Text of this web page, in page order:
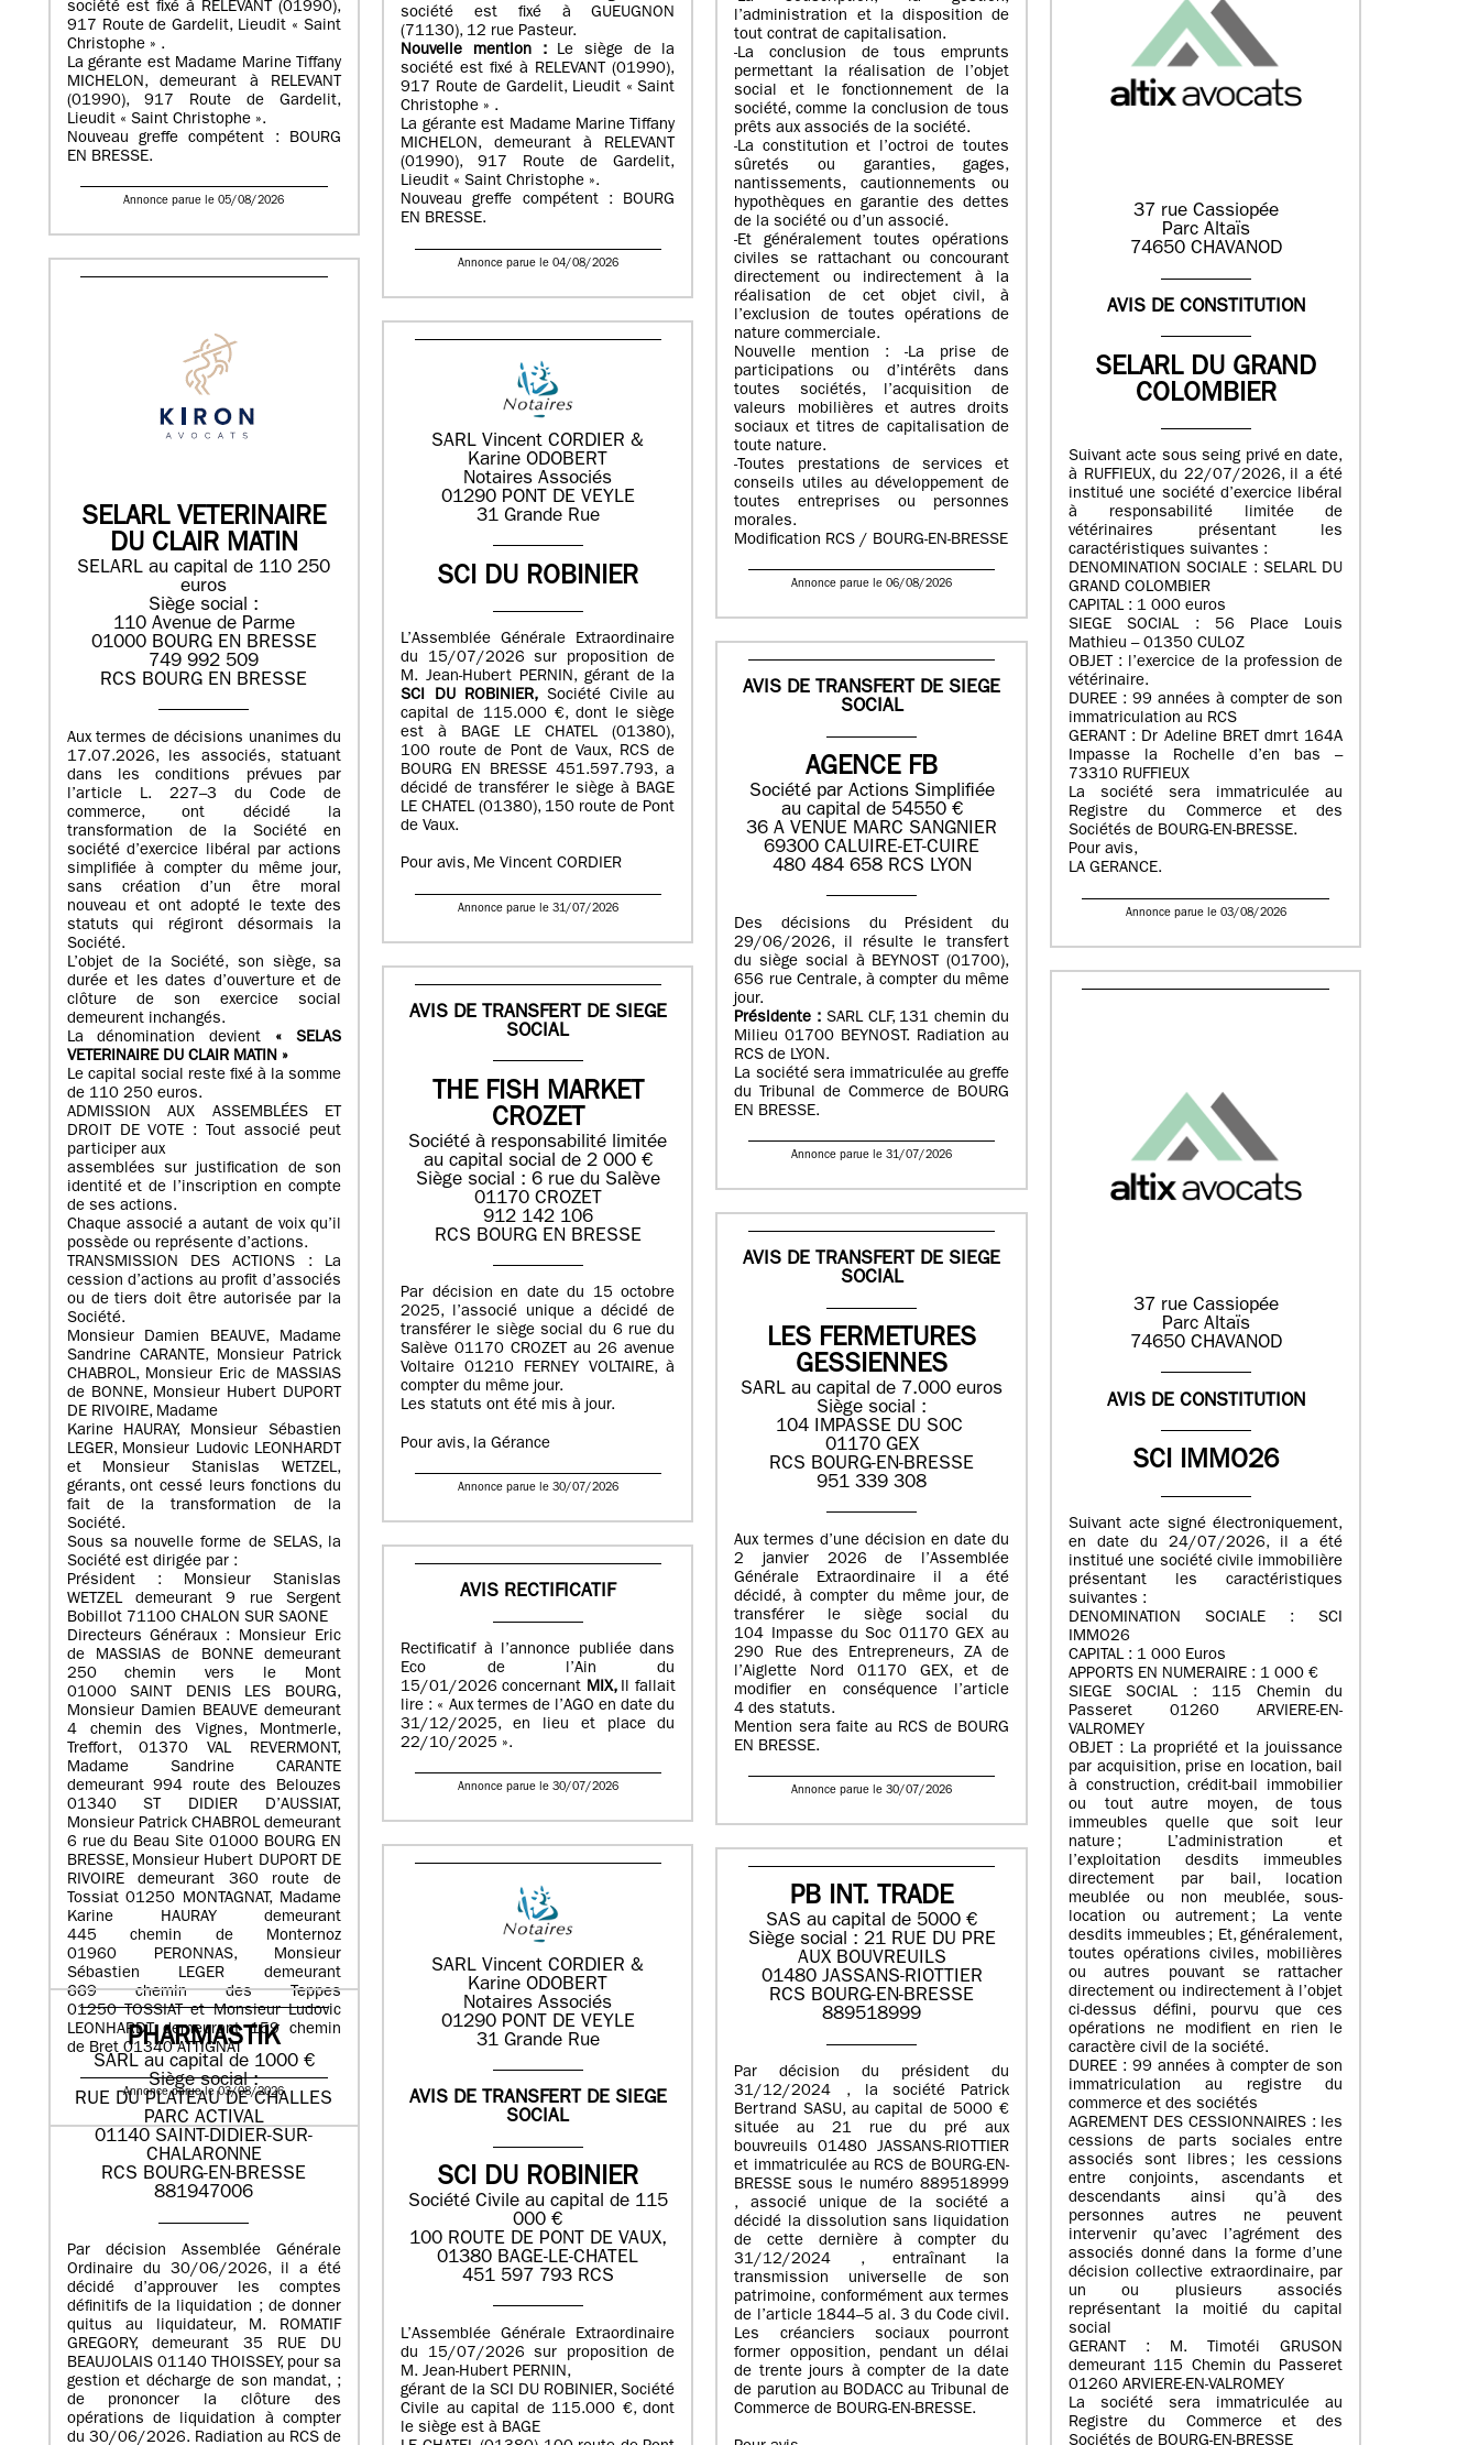
l’administration et la disposition de
tout contrat de capitalisation.
-La conclusion de tous emprunts
permettant la réalisation de l’objet
social et le fonctionnement de la
société, comme la conclusion de tous
prêts aux associés de la société.
-La constitution et l’octroi de toutes
sûretés ou garanties, gages,
nantissements, cautionnements ou
hypothèques en garantie des dettes
de la société ou d’un associé.
-Et généralement toutes opérations
civiles se rattachant ou concourant
directement ou indirectement à la
réalisation de cet objet civil, à
l’exclusion de toutes opérations de
nature commerciale.
Nouvelle mention : -La prise de
participations ou d’intérêts dans
toutes sociétés, l’acquisition de
valeurs mobilières et autres droits
sociaux et titres de capitalisation de
toute nature.
-Toutes prestations de services et
conseils utiles au développement de
toutes entreprises ou personnes
morales.
Modification RCS / BOURG-EN-BRESSE
Annonce parue le 06/08/2026
société est fixé à RELEVANT (01990),
917 Route de Gardelit, Lieudit « Saint
Christophe » .
La gérante est Madame Marine Tiffany
MICHELON, demeurant à RELEVANT
(01990), 917 Route de Gardelit,
Lieudit « Saint Christophe ».
Nouveau greffe compétent : BOURG
EN BRESSE.
Annonce parue le 05/08/2026
société est fixé à GUEUGNON
(71130), 12 rue Pasteur.
Nouvelle mention : Le siège de la
société est fixé à RELEVANT (01990),
917 Route de Gardelit, Lieudit « Saint
Christophe » .
La gérante est Madame Marine Tiffany
MICHELON, demeurant à RELEVANT
(01990), 917 Route de Gardelit,
Lieudit « Saint Christophe ».
Nouveau greffe compétent : BOURG
EN BRESSE.
Annonce parue le 04/08/2026
37 rue Cassiopée
Parc Altaïs
74650 CHAVANOD
AVIS DE CONSTITUTION
SELARL DU GRAND
COLOMBIER
Suivant acte sous seing privé en date,
à RUFFIEUX, du 22/07/2026, il a été
institué une société d’exercice libéral
à responsabilité limitée de
vétérinaires présentant les
caractéristiques suivantes :
DENOMINATION SOCIALE : SELARL DU
GRAND COLOMBIER
CAPITAL : 1 000 euros
SIEGE SOCIAL : 56 Place Louis
Mathieu – 01350 CULOZ
OBJET : l’exercice de la profession de
vétérinaire.
DUREE : 99 années à compter de son
immatriculation au RCS
GERANT : Dr Adeline BRET dmrt 164A
Impasse la Rochelle d’en bas –
73310 RUFFIEUX
La société sera immatriculée au
Registre du Commerce et des
Sociétés de BOURG-EN-BRESSE.
Pour avis,
LA GERANCE.
Annonce parue le 03/08/2026
SELARL VETERINAIRE
DU CLAIR MATIN
SELARL au capital de 110 250
euros
Siège social :
110 Avenue de Parme
01000 BOURG EN BRESSE
749 992 509
RCS BOURG EN BRESSE
Aux termes de décisions unanimes du
17.07.2026, les associés, statuant
dans les conditions prévues par
l’article L. 227–3 du Code de
commerce, ont décidé la
transformation de la Société en
société d’exercice libéral par actions
simplifiée à compter du même jour,
sans création d’un être moral
nouveau et ont adopté le texte des
statuts qui régiront désormais la
Société.
L’objet de la Société, son siège, sa
durée et les dates d’ouverture et de
clôture de son exercice social
demeurent inchangés.
La dénomination devient « SELAS
VETERINAIRE DU CLAIR MATIN »
Le capital social reste fixé à la somme
de 110 250 euros.
ADMISSION AUX ASSEMBLÉES ET
DROIT DE VOTE : Tout associé peut
participer aux
assemblées sur justification de son
identité et de l’inscription en compte
de ses actions.
Chaque associé a autant de voix qu’il
possède ou représente d’actions.
TRANSMISSION DES ACTIONS : La
cession d’actions au profit d’associés
ou de tiers doit être autorisée par la
Société.
Monsieur Damien BEAUVE, Madame
Sandrine CARANTE, Monsieur Patrick
CHABROL, Monsieur Eric de MASSIAS
de BONNE, Monsieur Hubert DUPORT
DE RIVOIRE, Madame
Karine HAURAY, Monsieur Sébastien
LEGER, Monsieur Ludovic LEONHARDT
et Monsieur Stanislas WETZEL,
gérants, ont cessé leurs fonctions du
fait de la transformation de la
Société.
Sous sa nouvelle forme de SELAS, la
Société est dirigée par :
Président : Monsieur Stanislas
WETZEL demeurant 9 rue Sergent
Bobillot 71100 CHALON SUR SAONE
Directeurs Généraux : Monsieur Eric
de MASSIAS de BONNE demeurant
250 chemin vers le Mont
01000 SAINT DENIS LES BOURG,
Monsieur Damien BEAUVE demeurant
4 chemin des Vignes, Montmerle,
Treffort, 01370 VAL REVERMONT,
Madame Sandrine CARANTE
demeurant 994 route des Belouzes
01340 ST DIDIER D’AUSSIAT,
Monsieur Patrick CHABROL demeurant
6 rue du Beau Site 01000 BOURG EN
BRESSE, Monsieur Hubert DUPORT DE
RIVOIRE demeurant 360 route de
Tossiat 01250 MONTAGNAT, Madame
Karine HAURAY demeurant
445 chemin de Monternoz
01960 PERONNAS, Monsieur
Sébastien LEGER demeurant
669 chemin des Teppes
01250 TOSSIAT et Monsieur Ludovic
LEONHARDT demeurant 159 chemin
de Bret 01340 ATTIGNAT
Annonce parue le 03/08/2026
SARL Vincent CORDIER &
Karine ODOBERT
Notaires Associés
01290 PONT DE VEYLE
31 Grande Rue
SCI DU ROBINIER
L’Assemblée Générale Extraordinaire
du 15/07/2026 sur proposition de
M. Jean-Hubert PERNIN, gérant de la
SCI DU ROBINIER, Société Civile au
capital de 115.000 €, dont le siège
est à BAGE LE CHATEL (01380),
100 route de Pont de Vaux, RCS de
BOURG EN BRESSE 451.597.793, a
décidé de transférer le siège à BAGE
LE CHATEL (01380), 150 route de Pont
de Vaux.
Pour avis, Me Vincent CORDIER
Annonce parue le 31/07/2026
AVIS DE TRANSFERT DE SIEGE
SOCIAL
AGENCE FB
Société par Actions Simplifiée
au capital de 54550 €
36 A VENUE MARC SANGNIER
69300 CALUIRE-ET-CUIRE
480 484 658 RCS LYON
Des décisions du Président du
29/06/2026, il résulte le transfert
du siège social à BEYNOST (01700),
656 rue Centrale, à compter du même
jour.
Présidente : SARL CLF, 131 chemin du
Milieu 01700 BEYNOST. Radiation au
RCS de LYON.
La société sera immatriculée au greffe
du Tribunal de Commerce de BOURG
EN BRESSE.
Annonce parue le 31/07/2026
AVIS DE TRANSFERT DE SIEGE
SOCIAL
THE FISH MARKET
CROZET
Société à responsabilité limitée
au capital social de 2 000 €
Siège social : 6 rue du Salève
01170 CROZET
912 142 106
RCS BOURG EN BRESSE
Par décision en date du 15 octobre
2025, l’associé unique a décidé de
transférer le siège social du 6 rue du
Salève 01170 CROZET au 26 avenue
Voltaire 01210 FERNEY VOLTAIRE, à
compter du même jour.
Les statuts ont été mis à jour.
Pour avis, la Gérance
Annonce parue le 30/07/2026
37 rue Cassiopée
Parc Altaïs
74650 CHAVANOD
AVIS DE CONSTITUTION
SCI IMMO26
Suivant acte signé électroniquement,
en date du 24/07/2026, il a été
institué une société civile immobilière
présentant les caractéristiques
suivantes :
DENOMINATION SOCIALE : SCI
IMMO26
CAPITAL : 1 000 Euros
APPORTS EN NUMERAIRE : 1 000 €
SIEGE SOCIAL : 115 Chemin du
Passeret 01260 ARVIERE-EN-
VALROMEY
OBJET : La propriété et la jouissance
par acquisition, prise en location, bail
à construction, crédit-bail immobilier
ou tout autre moyen, de tous
immeubles quelle que soit leur
nature ; L’administration et
l’exploitation desdits immeubles
directement par bail, location
meublée ou non meublée, sous-
location ou autrement ; La vente
desdits immeubles ; Et, généralement,
toutes opérations civiles, mobilières
ou autres pouvant se rattacher
directement ou indirectement à l’objet
ci-dessus défini, pourvu que ces
opérations ne modifient en rien le
caractère civil de la société.
DUREE : 99 années à compter de son
immatriculation au registre du
commerce et des sociétés
AGREMENT DES CESSIONNAIRES : les
cessions de parts sociales entre
associés sont libres ; les cessions
entre conjoints, ascendants et
descendants ainsi qu’à des
personnes autres ne peuvent
intervenir qu’avec l’agrément des
associés donné dans la forme d’une
décision collective extraordinaire, par
un ou plusieurs associés
représentant la moitié du capital
social
GERANT : M. Timotéi GRUSON
demeurant 115 Chemin du Passeret
01260 ARVIERE-EN-VALROMEY
La société sera immatriculée au
Registre du Commerce et des
AVIS DE TRANSFERT DE SIEGE
SOCIAL
LES FERMETURES
GESSIENNES
SARL au capital de 7.000 euros
Siège social :
104 IMPASSE DU SOC
01170 GEX
RCS BOURG-EN-BRESSE
951 339 308
Aux termes d’une décision en date du
2 janvier 2026 de l’Assemblée
Générale Extraordinaire il a été
décidé, à compter du même jour, de
transférer le siège social du
104 Impasse du Soc 01170 GEX au
290 Rue des Entrepreneurs, ZA de
l’Aiglette Nord 01170 GEX, et de
modifier en conséquence l’article
4 des statuts.
Mention sera faite au RCS de BOURG
EN BRESSE.
Annonce parue le 30/07/2026
AVIS RECTIFICATIF
Rectificatif à l’annonce publiée dans
Eco de l’Ain du
15/01/2026 concernant MIX, Il fallait
lire : « Aux termes de l’AGO en date du
31/12/2025, en lieu et place du
22/10/2025 ».
Annonce parue le 30/07/2026
SARL Vincent CORDIER &
Karine ODOBERT
Notaires Associés
01290 PONT DE VEYLE
31 Grande Rue
AVIS DE TRANSFERT DE SIEGE
SOCIAL
SCI DU ROBINIER
Société Civile au capital de 115
000 €
100 ROUTE DE PONT DE VAUX,
01380 BAGE-LE-CHATEL
451 597 793 RCS
L’Assemblée Générale Extraordinaire
du 15/07/2026 sur proposition de
M. Jean-Hubert PERNIN,
gérant de la SCI DU ROBINIER, Société
Civile au capital de 115.000 €, dont
le siège est à BAGE
PB INT. TRADE
SAS au capital de 5000 €
Siège social : 21 RUE DU PRE
AUX BOUVREUILS
01480 JASSANS-RIOTTIER
RCS BOURG-EN-BRESSE
889518999
Par décision du président du
31/12/2024 , la société Patrick
Bertrand SASU, au capital de 5000 €
située au 21 rue du pré aux
bouvreuils 01480 JASSANS-RIOTTIER
et immatriculée au RCS de BOURG-EN-
BRESSE sous le numéro 889518999
, associé unique de la société a
décidé la dissolution sans liquidation
de cette dernière à compter du
31/12/2024 , entraînant la
transmission universelle de son
patrimoine, conformément aux termes
de l’article 1844–5 al. 3 du Code civil.
Les créanciers sociaux pourront
former opposition, pendant un délai
de trente jours à compter de la date
de parution au BODACC au Tribunal de
Commerce de BOURG-EN-BRESSE.
PHARMASTIK
SARL au capital de 1000 €
Siège social :
RUE DU PLATEAU DE CHALLES
PARC ACTIVAL
01140 SAINT-DIDIER-SUR-
CHALARONNE
RCS BOURG-EN-BRESSE
881947006
Par décision Assemblée Générale
Ordinaire du 30/06/2026, il a été
décidé d’approuver les comptes
définitifs de la liquidation ; de donner
quitus au liquidateur, M. ROMATIF
GREGORY, demeurant 35 RUE DU
BEAUJOLAIS 01140 THOISSEY, pour sa
gestion et décharge de son mandat, ;
de prononcer la clôture des
opérations de liquidation à compter
du 30/06/2026. Radiation au RCS de